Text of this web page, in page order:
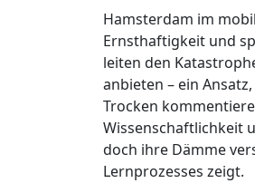
Hamsterdam im
Ernsthaftigkeit und
leiten den
anbieten – ein
Trocken
Wissenschaftlichkeit
doch ihre Dämme
Lernprozesses zeigt.